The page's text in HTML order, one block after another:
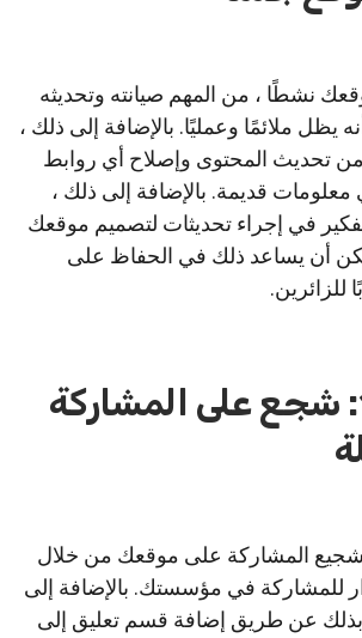
نشطًا ، من المهم صيانته وتحديثه
يظل ملائمًا وعمليًا. بالإضافة إلى ذلك ،
من تحديث المحتوى وإصلاح أي روابط
قديمة. بالإضافة إلى ذلك ،
في إجراء تحديثات لتصميم موقعك
أن يساعد ذلك في الحفاظ على
للزائرين.
الخطوة 11: شجع على المشاركة
المشاركة على موقعك من خلال
للمشاركة في مؤسستك. بالإضافة إلى
بذلك عن طريق إضافة قسم تعليق إلى